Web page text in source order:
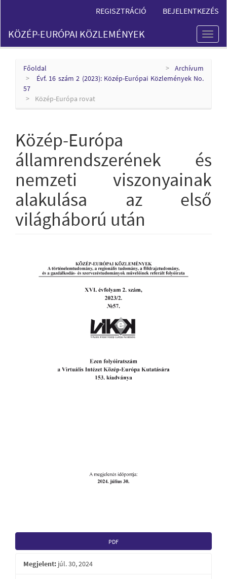
Content
Sidebar
REGISZTRÁCIÓ BEJELENTKEZÉS
Toggle
KÖZÉP-EURÓPAI KÖZLEMÉNYEK
Főoldal
Archívum
Évf. 16 szám 2 (2023): Közép-Európai Közlemények No.
57
Közép-Európa rovat
Közép-Európa
államrendszerének és
nemzeti viszonyainak
alakulása az első
világháború után
Sidebar
PDF
Megjelent: júl. 30, 2024